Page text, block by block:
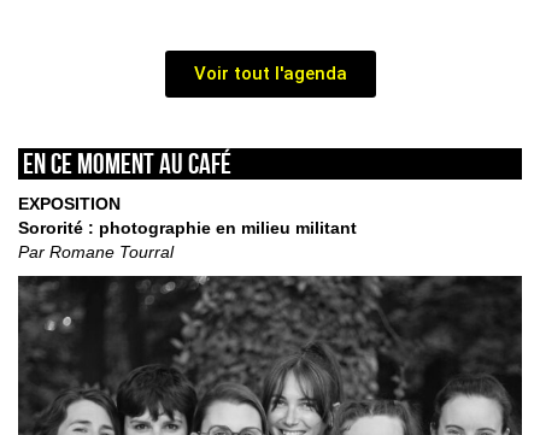
Voir tout l'agenda
En ce moment au café
EXPOSITION
Sororité : photographie en milieu militant
Par Romane Tourral